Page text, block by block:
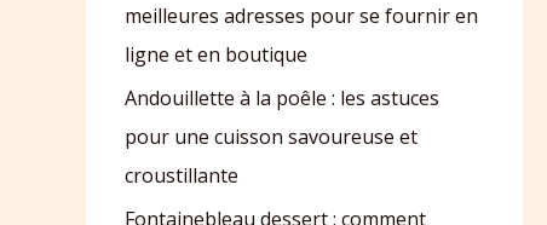
meilleures adresses pour se fournir en
ligne et en boutique
Andouillette à la poêle : les astuces
pour une cuisson savoureuse et
croustillante
Fontainebleau dessert : comment